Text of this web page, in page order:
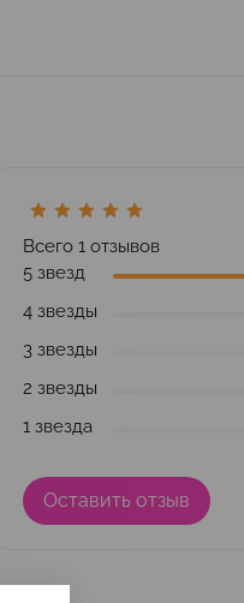
Всего1 отзывов
5 звезд
4 звезды
3 звезды
2 звезды
1 звезда
Оставить отзыв